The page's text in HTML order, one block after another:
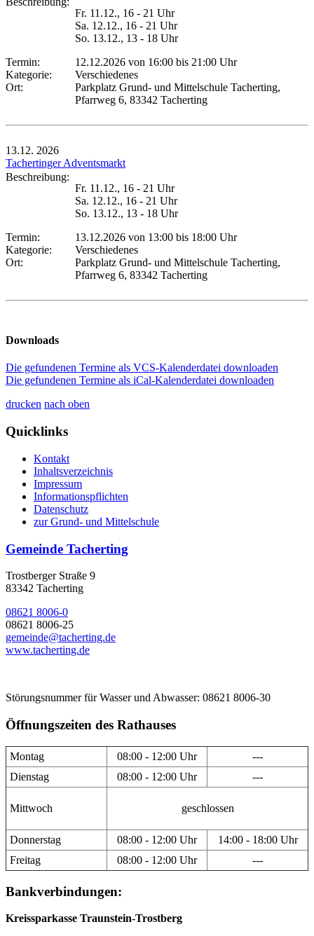
Fr. 11.12., 16 - 21 Uhr
Sa. 12.12., 16 - 21 Uhr
So. 13.12., 13 - 18 Uhr
Termin:
12.12.2026 von 16:00 bis 21:00 Uhr
Kategorie:
Verschiedenes
Ort:
Parkplatz Grund- und Mittelschule Tacherting,
Pfarrweg 6, 83342 Tacherting
13.12. 2026
Tachertinger Adventsmarkt
Beschreibung:
Fr. 11.12., 16 - 21 Uhr
Sa. 12.12., 16 - 21 Uhr
So. 13.12., 13 - 18 Uhr
Termin:
13.12.2026 von 13:00 bis 18:00 Uhr
Kategorie:
Verschiedenes
Ort:
Parkplatz Grund- und Mittelschule Tacherting,
Pfarrweg 6, 83342 Tacherting
Downloads
Die gefundenen Termine als VCS-Kalenderdatei downloaden
Die gefundenen Termine als iCal-Kalenderdatei downloaden
drucken nach oben
Quicklinks
Kontakt
Inhaltsverzeichnis
Impressum
Informationspflichten
Datenschutz
zur Grund- und Mittelschule
Gemeinde Tacherting
Trostberger Straße 9
83342 Tacherting
08621 8006-0
08621 8006-25
gemeinde@tacherting.de
www.tacherting.de
Störungsnummer für Wasser und Abwasser: 08621 8006-30
Öffnungszeiten des Rathauses
Montag 08:00 - 12:00 Uhr
---
Dienstag
08:00 - 12:00 Uhr ---
Mittwoch geschlossen
Donnerstag 08:00 - 12:00 Uhr
14:00 - 18:00 Uhr
Freitag
08:00 - 12:00 Uhr ---
Bankverbindungen:
Kreissparkasse Traunstein-Trostberg